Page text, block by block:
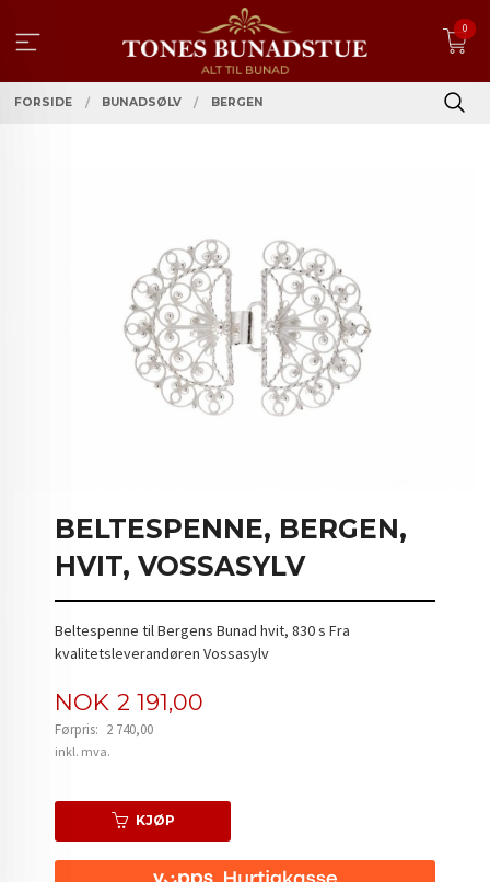
innholdet
0
FORSIDE BUNADSØLV BERGEN
BELTESPENNE, BERGEN,
HVIT, VOSSASYLV
Beltespenne til Bergens Bunad hvit, 830 s Fra
kvalitetsleverandøren Vossasylv
Tilbud
NOK 2 191,00
Førpris: 2 740,00
Rabatt
inkl. mva.
KJØP